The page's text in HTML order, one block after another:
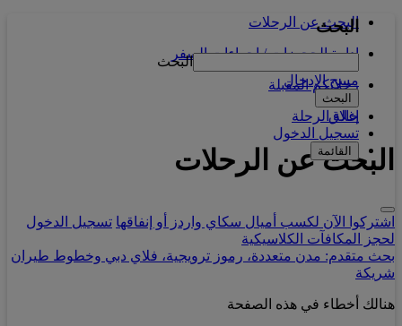
البحث
البحث
مسح الإدخال
البحث
إغلاق
تسجيل الدخول
القائمة
البحث عن الرحلات
إدارة الحجوزات / إجراءات السفر
رحلاتكم المقبلة
حالة الرحلة
البحث عن الرحلات
اشتركوا الآن لكسب أميال سكاي واردز أو إنفاقها تسجيل الدخول
لحجز المكافآت الكلاسيكية
بحث متقدم: مدن متعددة، رموز ترويجية، فلاي دبي وخطوط طيران
شريكة
هنالك أخطاء في هذه الصفحة